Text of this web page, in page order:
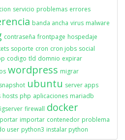
servicio problemas errores
banda ancha virus malware
contraseña frontpage hospedaje
soporte cron cron jobs social
codigo tld domnio expirar
wordpress migrar
snapshot ubuntu server apps
hosts php aplicaciones mariadb
firewall docker
importar contenedor problema
user python3 instalar python